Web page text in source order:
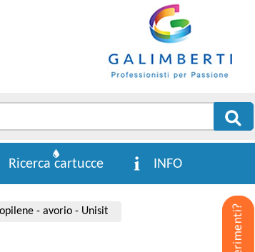
INFO
Ricerca cartucce
- avorio - Unisit